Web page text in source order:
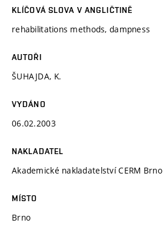
KLÍČOVÁ SLOVA V ANGLIČTINĚ
rehabilitations methods, dampness
AUTOŘI
ŠUHAJDA, K.
VYDÁNO
06.02.2003
NAKLADATEL
Akademické nakladatelství CERM Brno
MÍSTO
Brno